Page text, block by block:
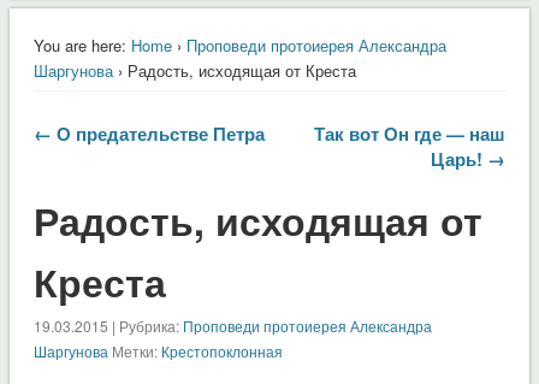
You are here: Home› Проповеди протоиерея Александра
Шаргунова› Радость, исходящая от Креста
← О предательстве Петра
Так вот Он где — наш
Царь! →
Радость, исходящая от
Креста
19.03.2015 | Рубрика: Проповеди протоиерея Александра
Шаргунова Метки: Крестопоклонная